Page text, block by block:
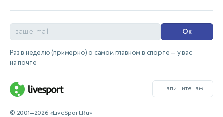
Ок
Раз в неделю (примерно) о самом главном в спорте — у вас
на почте
Напишите нам
© 2001—2026 «LiveSport.Ru»